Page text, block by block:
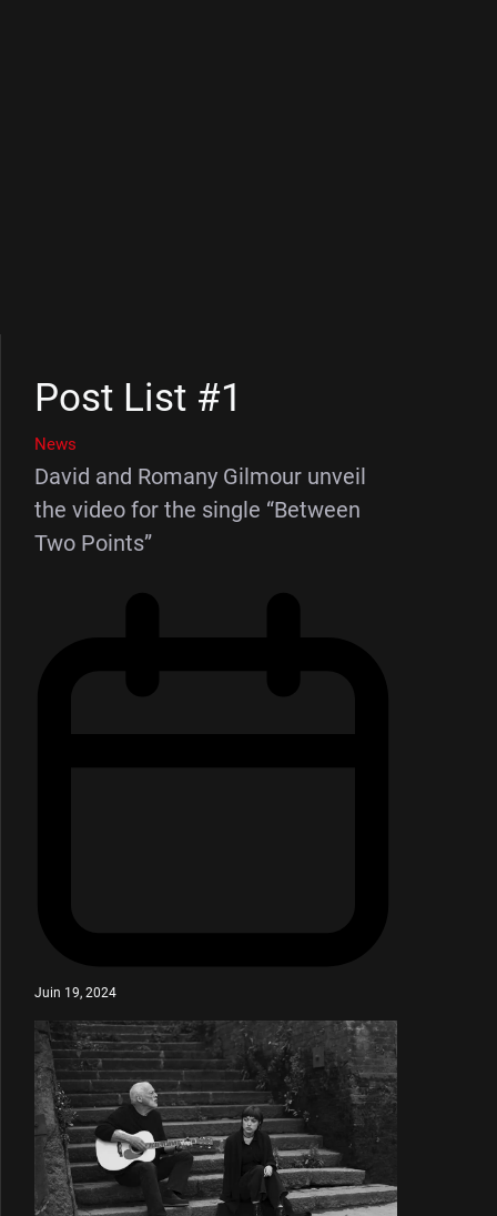
Post List #1
News
David and Romany Gilmour unveil
the video for the single “Between
Two Points”
Juin 19, 2024